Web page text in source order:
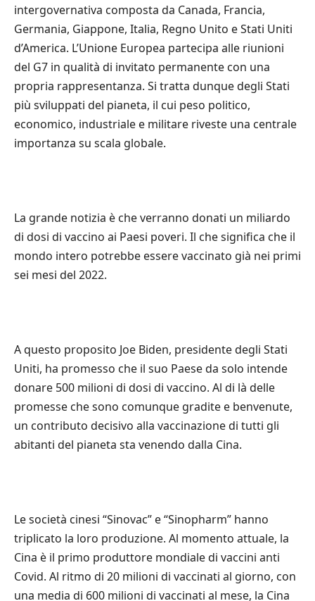
intergovernativa composta da Canada, Francia,
Germania, Giappone, Italia, Regno Unito e Stati Uniti
d’America. L’Unione Europea partecipa alle riunioni
del G7 in qualità di invitato permanente con una
propria rappresentanza. Si tratta dunque degli Stati
più sviluppati del pianeta, il cui peso politico,
economico, industriale e militare riveste una centrale
importanza su scala globale.
La grande notizia è che verranno donati un miliardo
di dosi di vaccino ai Paesi poveri. Il che significa che il
mondo intero potrebbe essere vaccinato già nei primi
sei mesi del 2022.
A questo proposito Joe Biden, presidente degli Stati
Uniti, ha promesso che il suo Paese da solo intende
donare 500 milioni di dosi di vaccino. Al di là delle
promesse che sono comunque gradite e benvenute,
un contributo decisivo alla vaccinazione di tutti gli
abitanti del pianeta sta venendo dalla Cina.
Le società cinesi “Sinovac” e “Sinopharm” hanno
triplicato la loro produzione. Al momento attuale, la
Cina è il primo produttore mondiale di vaccini anti
Covid. Al ritmo di 20 milioni di vaccinati al giorno, con
una media di 600 milioni di vaccinati al mese, la Cina